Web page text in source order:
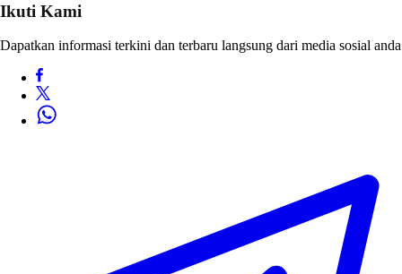
Ikuti Kami
Dapatkan informasi terkini dan terbaru langsung dari media sosial anda